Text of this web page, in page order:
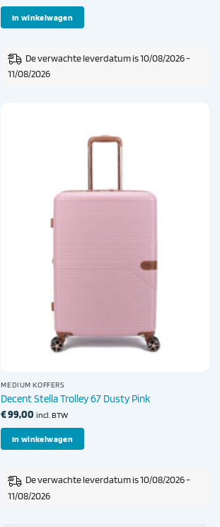
In winkelwagen
De verwachte leverdatum is 10/08/2026 -
11/08/2026
MEDIUM KOFFERS
Decent Stella Trolley 67 Dusty Pink
€99,00 incl. BTW
In winkelwagen
De verwachte leverdatum is 10/08/2026 -
11/08/2026